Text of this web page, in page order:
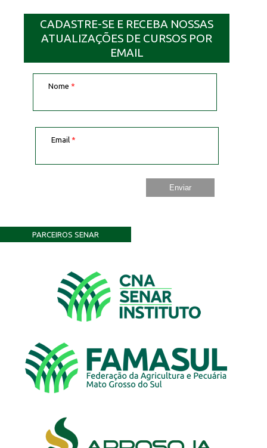
CADASTRE-SE E RECEBA NOSSAS
ATUALIZAÇÕES DE CURSOS POR
EMAIL
Nome *
Email *
PARCEIROS SENAR